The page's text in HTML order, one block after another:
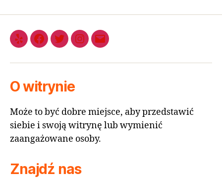
O witrynie
Może to być dobre miejsce, aby przedstawić
siebie i swoją witrynę lub wymienić
zaangażowane osoby.
Znajdź nas